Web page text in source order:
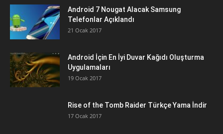
Android 7 Nougat Alacak Samsung
Telefonlar Açıklandı
21 Ocak 2017
Android İçin En İyi Duvar Kağıdı Oluşturma
Uygulamaları
19 Ocak 2017
Rise of the Tomb Raider Türkçe Yama İndir
17 Ocak 2017